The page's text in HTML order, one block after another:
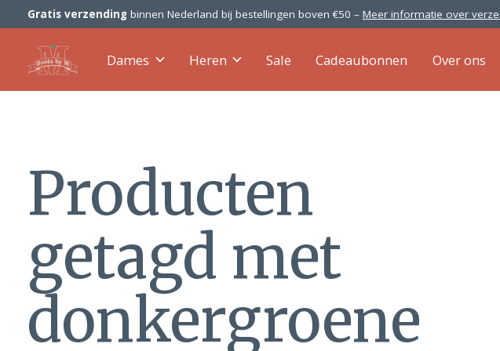
Gratis verzending binnen Nederland bij bestellingen boven €50 – Meer informatie over
Dames Heren Sale Cadeaubonnen Over ons
Producten
getagd met
donkergroene